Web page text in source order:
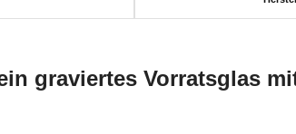
graviertes Vorratsglas